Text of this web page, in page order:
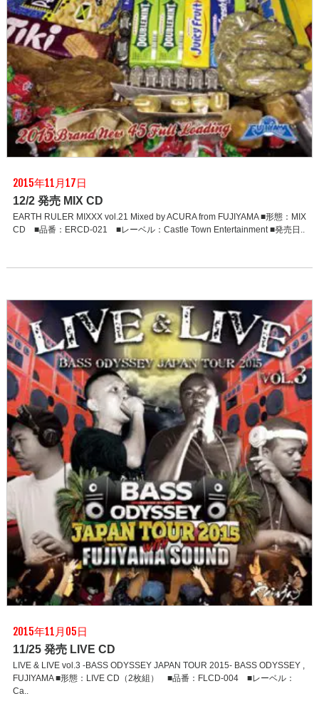
2015年11月17日
12/2 発売 MIX CD
EARTH RULER MIXXX vol.21 Mixed by ACURA from FUJIYAMA ■形態：MIX
CD ■品番：ERCD-021 ■レーベル：Castle Town Entertainment ■発売日..
2015年11月05日
11/25 発売 LIVE CD
LIVE & LIVE vol.3 -BASS ODYSSEY JAPAN TOUR 2015- BASS ODYSSEY ,
FUJIYAMA ■形態：LIVE CD（2枚組） ■品番：FLCD-004 ■レーベル：
Ca..